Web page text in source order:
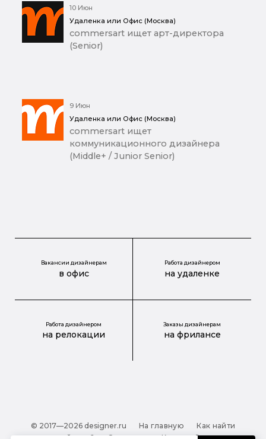
10 Июн
Удаленка или Офис (Москва)
commersart ищет арт-директора
(Senior)
9 Июн
Удаленка или Офис (Москва)
commersart ищет
коммуникационного дизайнера
(Middle+ / Junior Senior)
Вакансии дизайнерам
в офис
Работа дизайнером
на удаленке
Работа дизайнером
на релокации
Заказы дизайнерам
на фрилансе
© 2017—2026 designer.ru На главную
Как найти